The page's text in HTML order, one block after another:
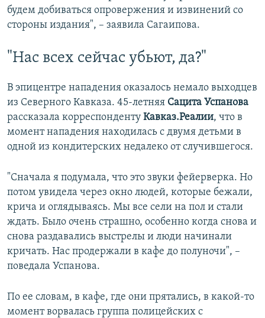
будем добиваться опровержения и извинений со
стороны издания", – заявила Сагаипова.
"Нас всех сейчас убьют, да?"
В эпицентре нападения оказалось немало выходцев
из Северного Кавказа. 45-летняя Сацита Успанова
рассказала корреспонденту Кавказ.Реалии, что в
момент нападения находилась с двумя детьми в
одной из кондитерских недалеко от случившегося.
"Сначала я подумала, что это звуки фейерверка. Но
потом увидела через окно людей, которые бежали,
крича и оглядываясь. Мы все сели на пол и стали
ждать. Было очень страшно, особенно когда снова и
снова раздавались выстрелы и люди начинали
кричать. Нас продержали в кафе до полуночи", –
поведала Успанова.
По ее словам, в кафе, где они прятались, в какой-то
момент ворвалась группа полицейских с